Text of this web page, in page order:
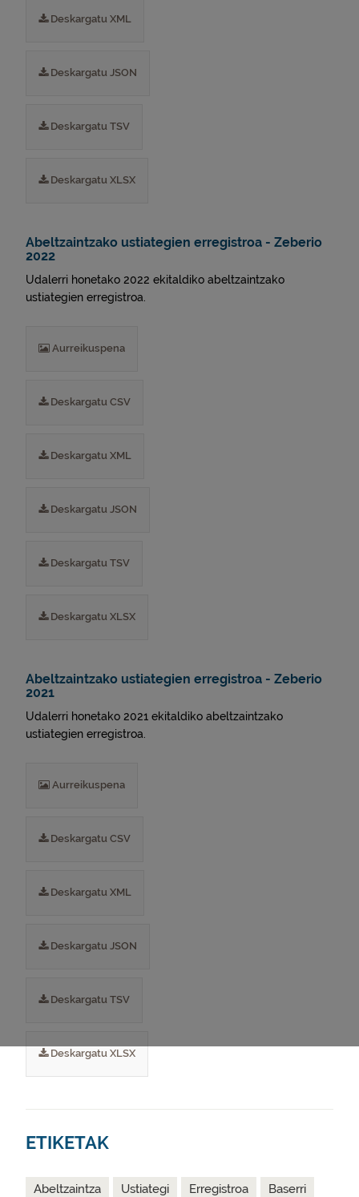
Deskargatu XML
Deskargatu JSON
Deskargatu TSV
Deskargatu XLSX
Abeltzaintzako ustiategien erregistroa - Zeberio
2022
Udalerri honetako 2022 ekitaldiko abeltzaintzako
ustiategien erregistroa.
Aurreikuspena
Deskargatu CSV
Deskargatu XML
Deskargatu JSON
Deskargatu TSV
Deskargatu XLSX
Abeltzaintzako ustiategien erregistroa - Zeberio
2021
Udalerri honetako 2021 ekitaldiko abeltzaintzako
ustiategien erregistroa.
Aurreikuspena
Deskargatu CSV
Deskargatu XML
Deskargatu JSON
Deskargatu TSV
Deskargatu XLSX
ETIKETAK
Abeltzaintza Ustiategi Erregistroa
Baserri